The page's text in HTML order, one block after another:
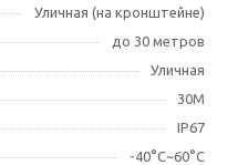
Уличная (на кронштейне)
до 30 метров
Уличная
30М
IP67
-40°С~60°С